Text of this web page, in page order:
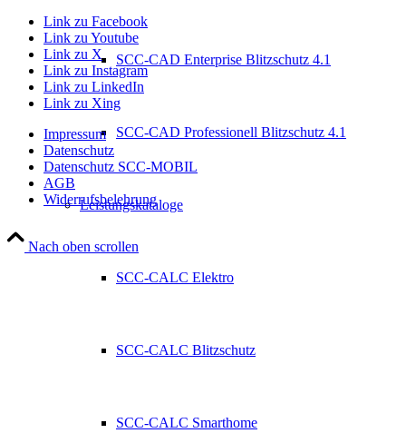
SCC-CAD Enterprise Blitzschutz 4.1
SCC-CAD Professionell Blitzschutz 4.1
Leistungskataloge
SCC-CALC Elektro
SCC-CALC Blitzschutz
SCC-CALC Smarthome
Link zu Facebook
Link zu Youtube
Link zu X
Link zu Instagram
Link zu LinkedIn
Link zu Xing
Impressum
Datenschutz
Datenschutz SCC-MOBIL
AGB
Widerrufsbelehrung
Nach oben scrollen